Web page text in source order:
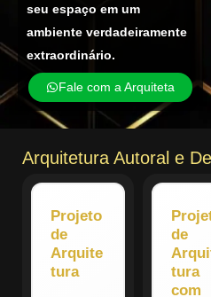
seu espaço em um
ambiente verdadeiramente
extraordinário.
Fale com a Arquiteta
Arquitetura Autoral e
Projeto
de
Arquite
tura
de
tura
com